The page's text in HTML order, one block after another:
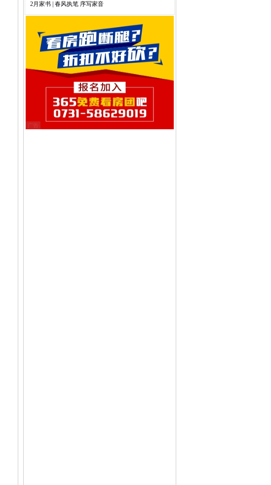
2月家书 | 春风执笔 序写家音